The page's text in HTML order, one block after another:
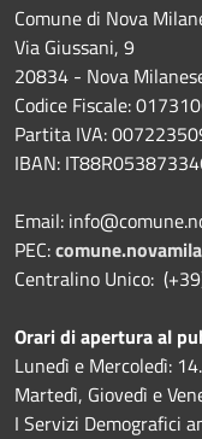
Comune di Nova
Via Giussani, 9
20834 - Nova
Codice Fiscale:
Partita IVA:
IBAN:
Email:
PEC:
Centralino Unico:
Orari di apertura al
Lunedì e Mercoledì:
Martedì, Giovedì e
I Servizi Demografici